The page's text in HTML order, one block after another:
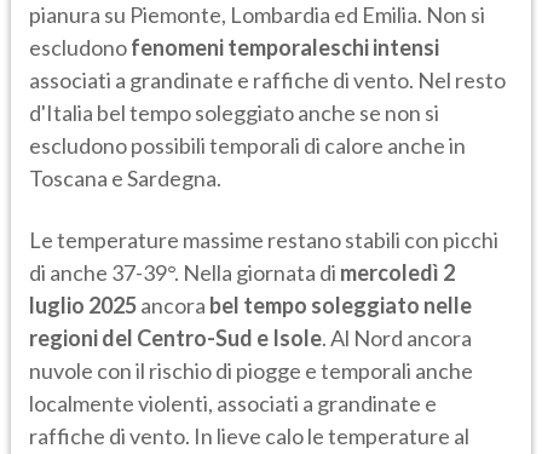
pianura su Piemonte, Lombardia ed Emilia. Non si
escludonofenomeni temporaleschi intensi
associati a grandinate e raffiche di vento. Nel resto
d'Italia bel tempo soleggiato anche se non si
escludono possibili temporali di calore anche in
Toscana e Sardegna.
Le temperature massime restano stabili con picchi
di anche 37-39°. Nella giornata di mercoledì 2
luglio 2025ancora bel tempo soleggiato nelle
regioni del Centro-Sud e Isole. Al Nord ancora
nuvole con il rischio di piogge e temporali anche
localmente violenti, associati a grandinate e
raffiche di vento. In lieve calo le temperature al